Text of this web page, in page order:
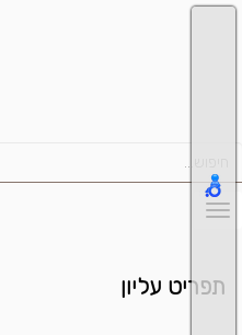
תפריט עליון